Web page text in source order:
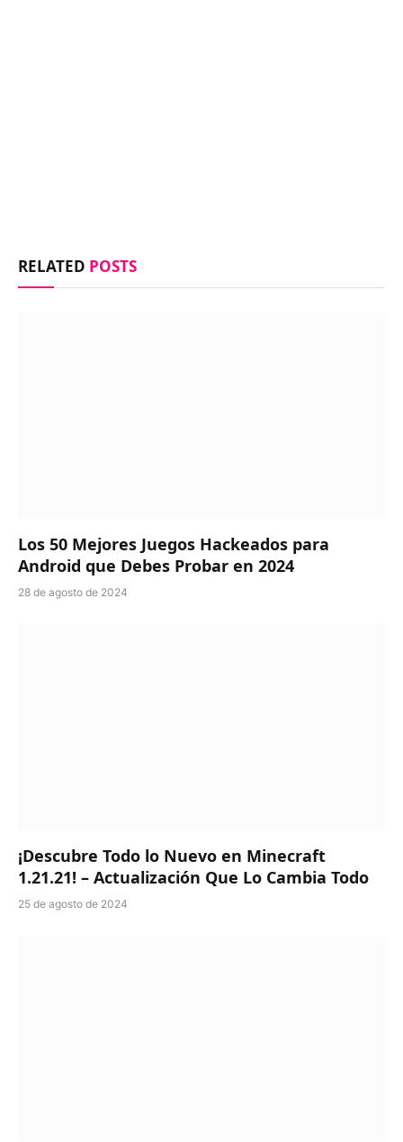
RELATED POSTS
Los 50 Mejores Juegos Hackeados para
Android que Debes Probar en 2024
28 de agosto de 2024
¡Descubre Todo lo Nuevo en Minecraft
1.21.21! – Actualización Que Lo Cambia Todo
25 de agosto de 2024